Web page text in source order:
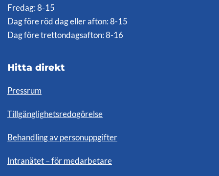
Fredag: 8-15
Dag före röd dag eller afton: 8-15
Dag före trettondagsafton: 8-16
Hitta direkt
Pressrum
Tillgänglighetsredogörelse
Behandling av personuppgifter
Intranätet – för medarbetare